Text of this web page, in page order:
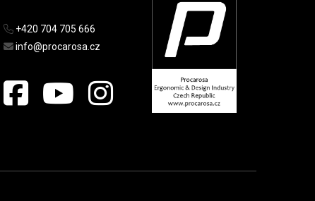
+420 704 705 666
info@procarosa.cz